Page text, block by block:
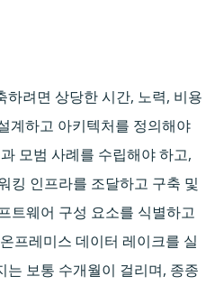
하려면 상당한 시간, 노력, 비용
계하고 아키텍처를 정의해야
모범 사례를 수립해야 하고,
킹 인프라를 조달하고 구축 및
트웨어 구성 요소를 식별하고
프레미스 데이터 레이크를 실
는 보통 수개월이 걸리며, 종종